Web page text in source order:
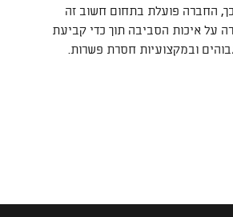
החברה פועלת בתחום חשוב זה
על איכות הסביבה תוך כדי קביעת
ובמקצועיות חסרת פשרות.